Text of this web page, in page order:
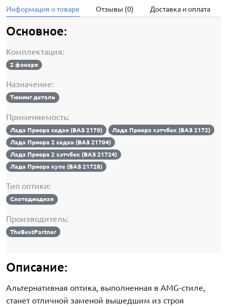
Информация о товаре Отзывы (0) Доставка и оплата
Основное:
Комплектация:
2 фонаря
Назначение:
Тюнинг деталь
Применяемость:
Лада Приора седан (ВАЗ 2170)
Лада Приора хэтчбек (ВАЗ 2172)
Лада Приора 2 седан (ВАЗ 21704)
Лада Приора 2 хэтчбек (ВАЗ 21724)
Лада Приора купе (ВАЗ 21728)
Тип оптики:
Светодиодная
Производитель:
TheBestPartner
Описание:
Альтернативная оптика, выполненная в AMG-стиле,
станет отличной заменой вышедшим из строя